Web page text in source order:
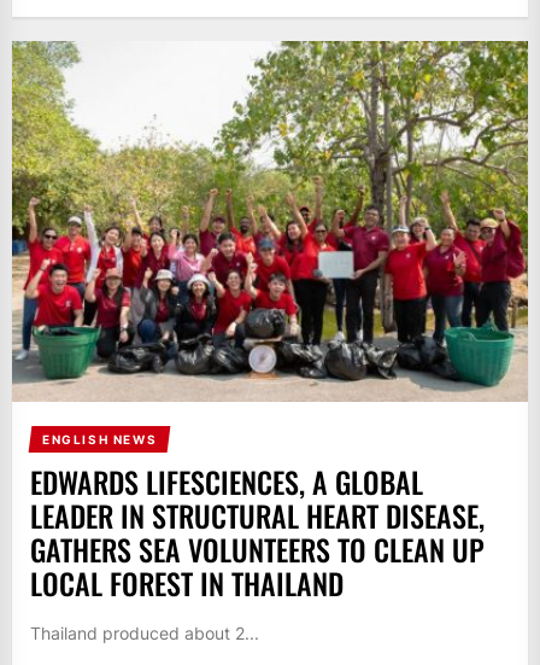
ENGLISH NEWS
EDWARDS LIFESCIENCES, A GLOBAL
LEADER IN STRUCTURAL HEART DISEASE,
GATHERS SEA VOLUNTEERS TO CLEAN UP
LOCAL FOREST IN THAILAND
Thailand produced about 2...